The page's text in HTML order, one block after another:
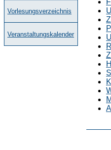
Vorlesungsverzeichnis
Veranstaltungskalender